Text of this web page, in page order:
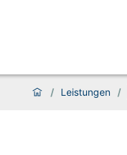
/ Leistungen /